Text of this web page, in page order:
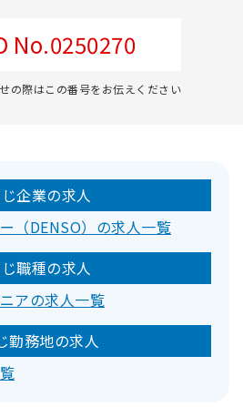
No.0250270
の際はこの番号をお伝えください
企業の求人
（DENSO）の求人一覧
職種の求人
アの求人一覧
勤務地の求人